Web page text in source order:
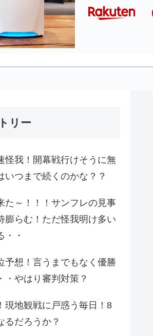
リー
怪我！開幕戦行けそうに無
いつまで続くのかな？？
た～！！！サンフレの見事
膨らむ！ただ怪我明け多い
・・
予想！言うまでもなく優勝
・やはり審判対策？
現地観戦に戸惑う毎日！8
るだろうか？